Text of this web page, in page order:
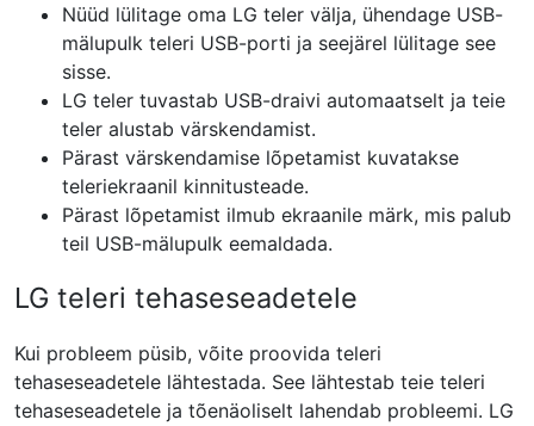
Nüüd lülitage oma LG teler välja, ühendage USB-
mälupulk teleri USB-porti ja seejärel lülitage see
sisse.
LG teler tuvastab USB-draivi automaatselt ja teie
teler alustab värskendamist.
Pärast värskendamise lõpetamist kuvatakse
teleriekraanil kinnitusteade.
Pärast lõpetamist ilmub ekraanile märk, mis palub
teil USB-mälupulk eemaldada.
LG teleri tehaseseadetele
Kui probleem püsib, võite proovida teleri
tehaseseadetele lähtestada. See lähtestab teie teleri
tehaseseadetele ja tõenäoliselt lahendab probleemi. LG